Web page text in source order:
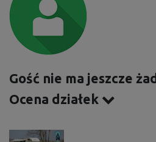
Gość nie ma jeszcze
Ocena działek